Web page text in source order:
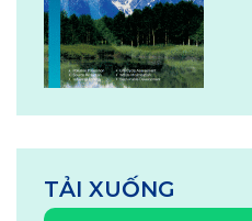
TẢI XUỐNG